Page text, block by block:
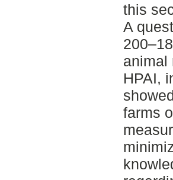
this
A
animal
HPAI,
farms